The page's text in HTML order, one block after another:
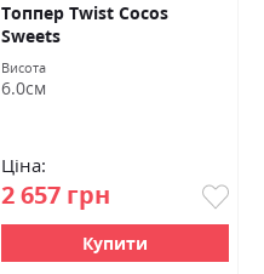
Топпер Twist Cocos
Sweets
Висота
6.0см
Ціна:
2 657 грн
Купити